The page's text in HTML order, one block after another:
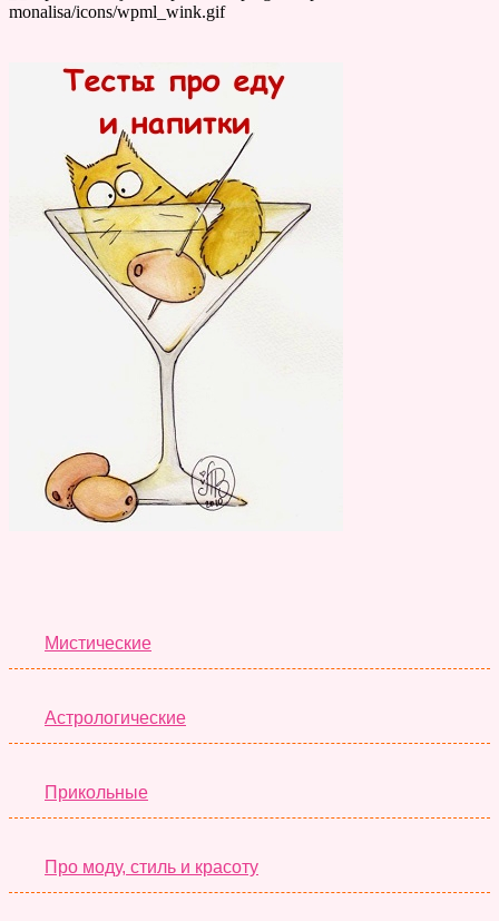
Мистические
Астрологические
Прикольные
Про моду, стиль и красоту